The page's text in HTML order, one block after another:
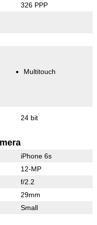
326 PPP
Multitouch
24 bit
iPhone 6s
12-MP
f/2.2
29mm
Small